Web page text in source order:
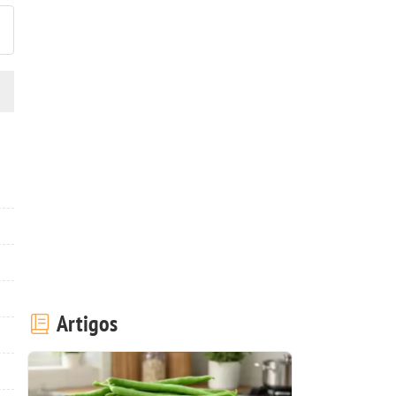
Artigos